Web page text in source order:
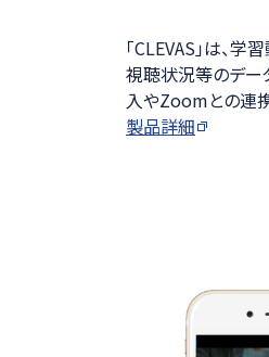
「CLEVAS」は、
視聴状況等のデー
入やZoomとの連
製品詳細